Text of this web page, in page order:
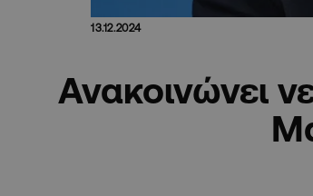
13.12.2024
Ανακοινώνει